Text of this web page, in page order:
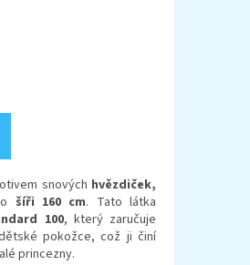
snových hvězdiček,
o šíři 160 cm. Tato látka
100, který zaručuje
pokožce, což ji činí
princezny.